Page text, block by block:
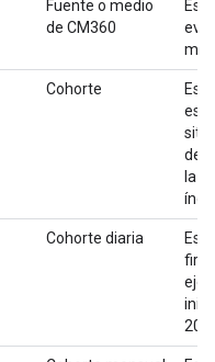
Fuente o medio
de CM360
Es
Cohorte
Es
es
sitio
de
la
Cohorte diaria
Es